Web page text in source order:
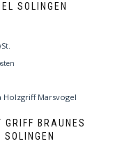
SOLINGEN
BRAUNES